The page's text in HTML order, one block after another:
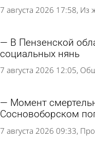
7 августа 2026 17:58 Из
В Пензенской
социальных нянь
7 августа 2026 12:05
Момент
Сосновоборском
7 августа 2026 09:33